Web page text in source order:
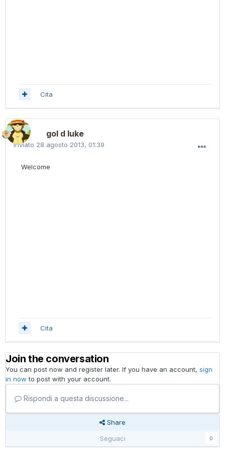
Cita
gol d luke
Inviato 28 agosto 2013, 01:39
Welcome
Cita
Join the conversation
You can post now and register later. If you have an account, sign
in now to post with your account.
Rispondi a questa discussione...
Share
Seguaci
0